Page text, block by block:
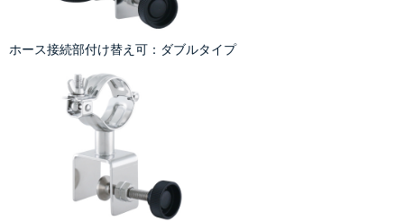
ホース接続部付け替え可：ダブルタイプ